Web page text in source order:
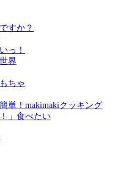
すか？
っ！
界
ちゃ
単！makimakiクッキング
」食べたい